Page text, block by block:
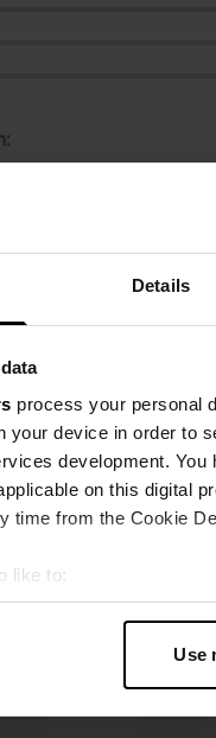
Details
process your personal
your device in order to
development.
on this digital
time from the Cookie
like to:
your geographical
personal data is
content and ads, to
Use
Ein toller
für einen
alles gut
keine